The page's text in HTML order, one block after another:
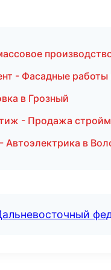
- Фасадные работы
в Грозный
- Продажа
в